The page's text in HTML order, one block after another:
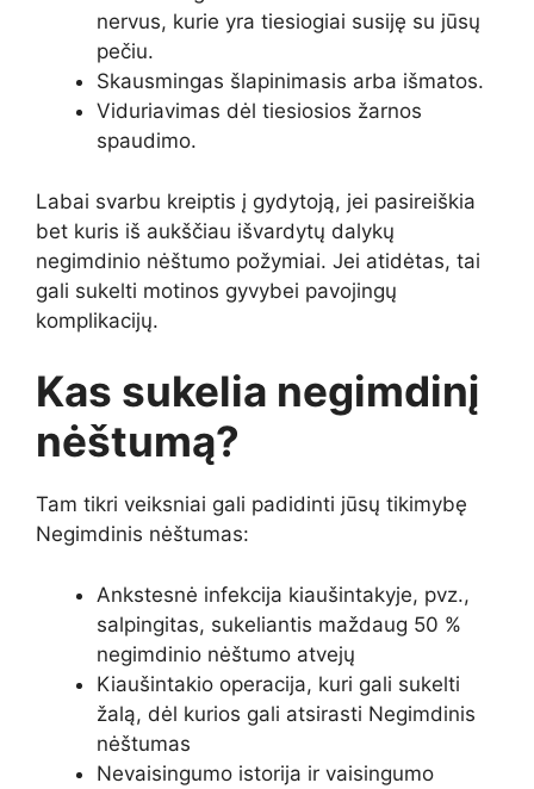
nervus, kurie yra tiesiogiai susiję su jūsų
pečiu.
Skausmingas šlapinimasis arba išmatos.
Viduriavimas dėl tiesiosios žarnos
spaudimo.
Labai svarbu kreiptis į gydytoją, jei pasireiškia
bet kuris iš aukščiau išvardytų dalykų
negimdinio nėštumo požymiai. Jei atidėtas, tai
gali sukelti motinos gyvybei pavojingų
komplikacijų.
Kas sukelia negimdinį
nėštumą?
Tam tikri veiksniai gali padidinti jūsų tikimybę
Negimdinis nėštumas:
Ankstesnė infekcija kiaušintakyje, pvz.,
salpingitas, sukeliantis maždaug 50 %
negimdinio nėštumo atvejų
Kiaušintakio operacija, kuri gali sukelti
žalą, dėl kurios gali atsirasti Negimdinis
nėštumas
Nevaisingumo istorija ir vaisingumo